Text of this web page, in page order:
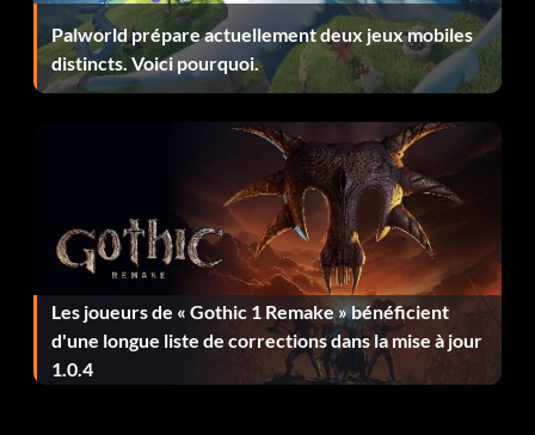
Palworld prépare actuellement deux jeux mobiles
distincts. Voici pourquoi.
Les joueurs de « Gothic 1 Remake » bénéficient
d'une longue liste de corrections dans la mise à jour
1.0.4